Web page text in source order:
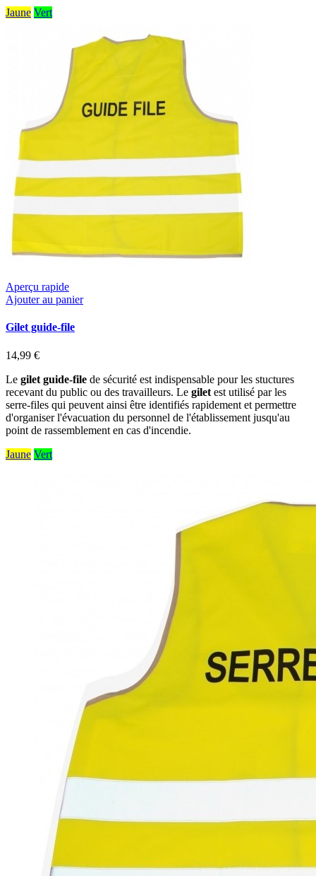
Jaune Vert
Aperçu rapide
Ajouter au panier
Gilet guide-file
14,99 €
Le gilet guide-file de sécurité est indispensable pour les stuctures
recevant du public ou des travailleurs. Le gilet est utilisé par les
serre-files qui peuvent ainsi être identifiés rapidement et permettre
d'organiser l'évacuation du personnel de l'établissement jusqu'au
point de rassemblement en cas d'incendie.
Jaune Vert